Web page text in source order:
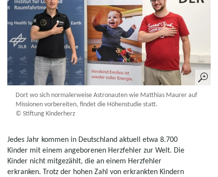
Dort wo sich normalerweise Astronauten wie Matthias Maurer auf
Missionen vorbereiten, findet die Höhenstudie statt.
© Stiftung Kinderherz
Jedes Jahr kommen in Deutschland aktuell etwa 8.700
Kinder mit einem angeborenen Herzfehler zur Welt. Die
Kinder nicht mitgezählt, die an einem Herzfehler
erkranken. Trotz der hohen Zahl von erkrankten Kindern